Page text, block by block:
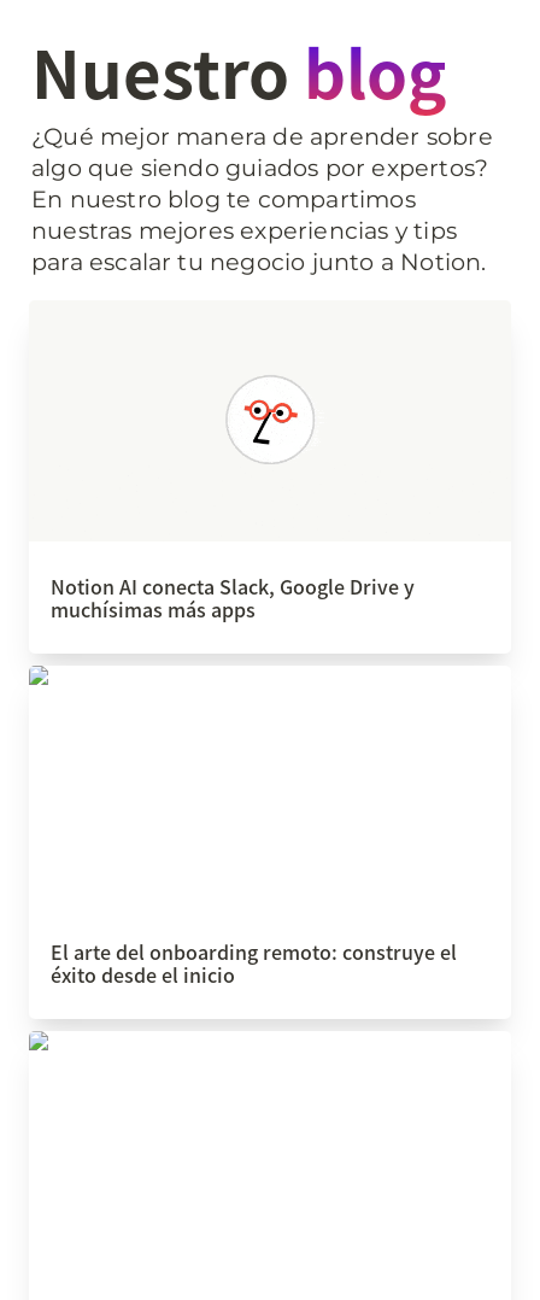
Nuestro blog
¿Qué mejor manera de aprender sobre
algo que siendo guiados por expertos?
En nuestro blog te compartimos
nuestras mejores experiencias y tips
para escalar tu negocio junto a Notion.
Notion AI conecta Slack, Google Drive y
muchísimas más apps
El arte del onboarding remoto: construye el éxito
El arte del onboarding remoto: construye el
éxito desde el inicio
¿Qué son los silos de información y cómo puedes